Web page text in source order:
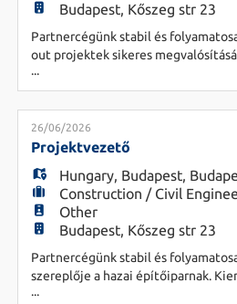
your
Login
EN
FR
IT
Budapest, Kőszeg str 23
Partnercégünk stabil és
out projektek sikeres
- Fit
...
26/06/2026
Projektvezető
Hungary, Budapest,
Construction / Civil
Other
Budapest, Kőszeg str 23
Partnercégünk stabil és
szereplője a hazai építőiparnak.
beruházásokban vesznek részt, ahol
...